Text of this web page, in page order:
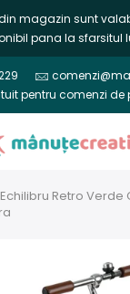
magazin sunt
pana la sfarsitul
pentru comenzi de
Retro Verde